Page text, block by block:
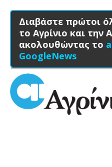
Διαβάστε πρώτοι
το Αγρίνιο και την
ακολουθώντας το
GoogleNews